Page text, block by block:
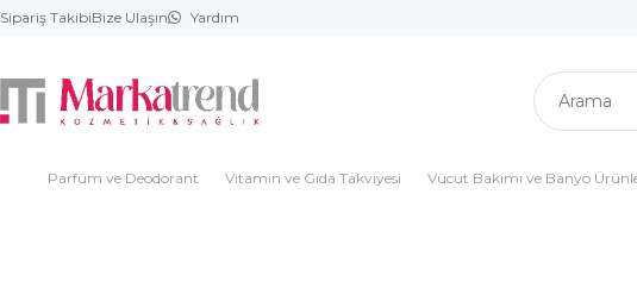
Sipariş TakibiBize Ulaşın Yardım
Parfüm ve Deodorant Vitamin ve Gıda Takviyesi Vücut Bakımı ve Banyo